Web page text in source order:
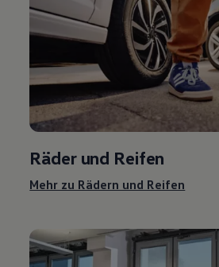
Räder und Reifen
Mehr zu Rädern und Reifen